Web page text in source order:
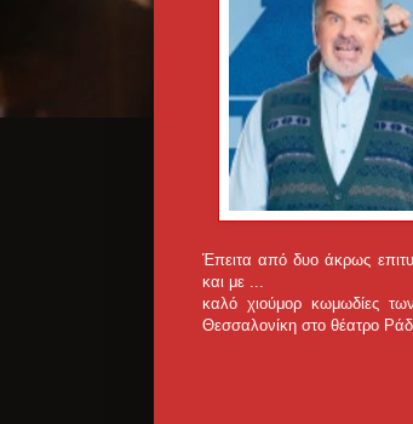
Έπειτα από δυο άκρως
και με ...
καλό χιούμορ κωμωδίες
Θεσσαλονίκη στο θέατρο